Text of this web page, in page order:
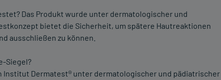
Das Produkt wurde unter dermatologischer und
bietet die Sicherheit, um spätere Hautreaktionen
ausschließen zu können.
Siegel?
Institut Dermatest® unter dermatologischer und pädiatrischer